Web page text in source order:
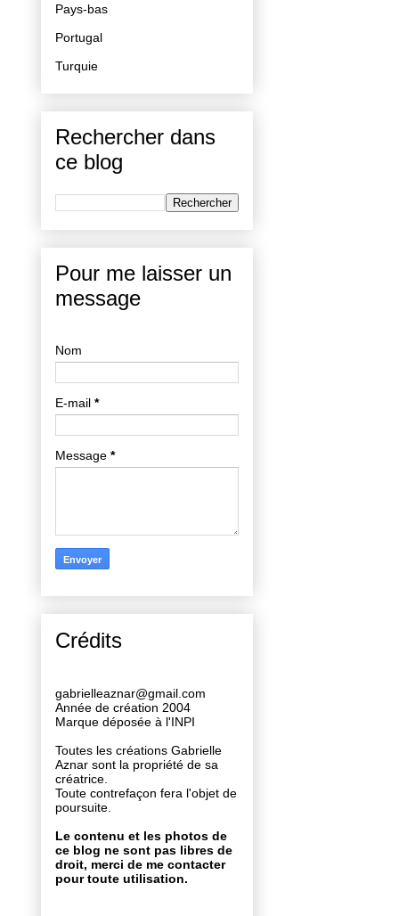
Pays-bas
Portugal
Turquie
Rechercher dans
ce blog
Pour me laisser un
message
Nom
E-mail *
Message *
Crédits
gabrielleaznar@gmail.com
Année de création 2004
Marque déposée à l'INPI
Toutes les créations Gabrielle
Aznar sont la propriété de sa
créatrice.
Toute contrefaçon fera l'objet de
poursuite.
Le contenu et les photos de
ce blog ne sont pas libres de
droit, merci de me contacter
pour toute utilisation.